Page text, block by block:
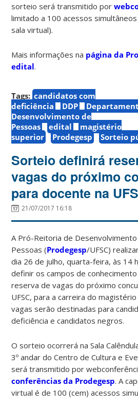
sorteio será transmitido por
limitado a 100 acessos
sala virtual).
Mais informações na página da
edital.
Tags: candidatos com
deficiência
DDP
Desenvolvimento de
Pessoas
edital
magistério
superior
Prodegesp Sorteio
Sorteio definirá
vagas do próximo
para docente na
21/07/2017 16:18
A Pró-Reitoria de
Pessoas (Prodegesp/UFSC)
dia 26 de julho, quarta-feira, às 14
definir os campos de
reserva de vagas do próximo
UFSC, para a carreira do
vagas serão destinadas para
deficiência e candidatos negros.
O sorteio ocorrerá na Sala
3º andar do Centro de Cultura e
será transmitido por
conferências da Prodegesp. A
virtual é de 100 (cem) acessos